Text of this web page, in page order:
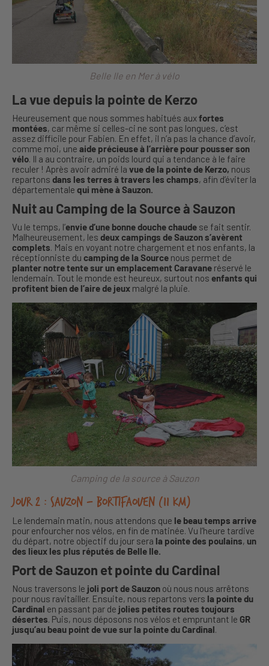
Belle Ile en Mer à vélo
La vue depuis la pointe de Kerzo
Heureusement que nous sommes habitués auxfortes
montées, car même si celles-ci ne sont pas longues, c’est
assez difficile pour Fabien. En effet, il n’a pas la chance d’avoir,
comme moi, une aide précieuse à l’arrière pour pousser son
vélo. Il a au contraire, un poids lourd qui a tendance à le faire
reculer ! Après avoir admiré la vue de la pointe de Kerzo, nous
repartons dans les terres à travers les champs, afin d’éviter la
départementale qui mène à Sauzon.
Nuit au Camping de la Source à Sauzon
Vu le temps, l’envie d’une bonne douche chaude se fait sentir.
Malheureusement, les deux campings de Sauzon s’avèrent
complets. Mais en voyant notre chargement et nos enfants, la
réceptionniste du camping de la Source nous permet de
planter notre tente sur un emplacement Caravane réservé le
lendemain. Tout le monde est heureux, surtout nos enfants qui
profitent bien de l’aire de jeux malgré la pluie.
Camping de la source à Sauzon
Jour 2 : Sauzon – Bortifaouen (11 km)
Le lendemain matin, nous attendons que le beau temps arrive
pour enfourcher nos vélos, en fin de matinée. Vu l’heure tardive
du départ, notre objectif du jour sera la pointe des poulains, un
des lieux les plus réputés de Belle Ile.
Port de Sauzon et pointe du Cardinal
Nous traversons le joli port de Sauzon où nous nous arrêtons
pour nous ravitailler. Ensuite, nous repartons vers la pointe du
Cardinal en passant par de jolies petites routes toujours
désertes. Puis, nous déposons nos vélos et empruntant le GR
jusqu’au beau point de vue sur la pointe du Cardinal.